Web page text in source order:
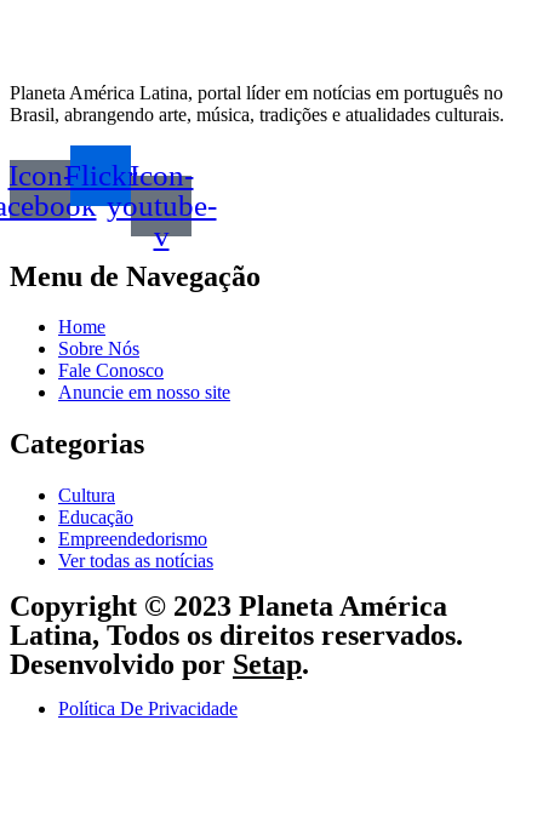
Planeta América Latina, portal líder em notícias em português no
Brasil, abrangendo arte, música, tradições e atualidades culturais.
Icon-FlickrIcon-
youtube-
v
Menu de Navegação
Home
Sobre Nós
Fale Conosco
Anuncie em nosso site
Categorias
Cultura
Educação
Empreendedorismo
Ver todas as notícias
Copyright © 2023 Planeta América
Latina, Todos os direitos reservados.
Desenvolvido por Setap.
Política De Privacidade